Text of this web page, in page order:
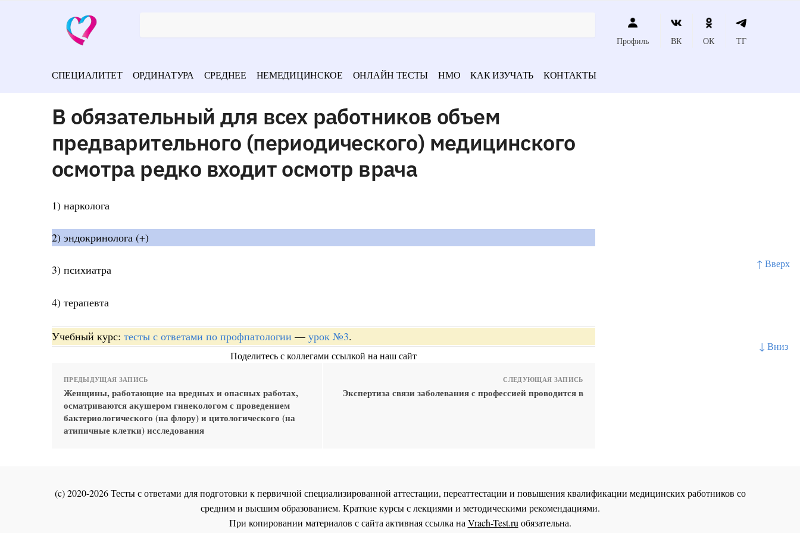
↑ Вверх
↓ Вниз
Профиль ВК ОК ТГ
СПЕЦИАЛИТЕТ ОРДИНАТУРА СРЕДНЕЕ НЕМЕДИЦИНСКОЕ ОНЛАЙН ТЕСТЫ НМО КАК ИЗУЧАТЬ КОНТАКТЫ
В обязательный для всех работников объем
предварительного (периодического) медицинского
осмотра редко входит осмотр врача
1) нарколога
2) эндокринолога (+)
3) психиатра
4) терапевта
Учебный курс: тесты с ответами по профпатологии — урок №3.
Поделитесь с коллегами ссылкой на наш сайт
ПРЕДЫДУЩАЯ ЗАПИСЬ
Женщины, работающие на вредных и опасных работах,
осматриваются акушером гинекологом с проведением
бактериологического (на флору) и цитологического (на
атипичные клетки) исследования
СЛЕДУЮЩАЯ ЗАПИСЬ
Экспертиза связи заболевания с профессией проводится в
(c) 2020-2026 Тесты с ответами для подготовки к первичной специализированной аттестации, переаттестации и повышения квалификации медицинских работников со
средним и высшим образованием. Краткие курсы с лекциями и методическими рекомендациями.
При копировании материалов с сайта активная ссылка наVrach-Test.ruобязательна.